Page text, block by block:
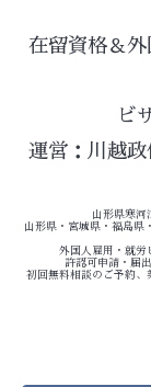
在留資格＆
ビ
運営：川越
山形県寒河
山形県・宮城県・福島県
外国人雇用・就労
許認可申請・届
初回無料相談のご予約、